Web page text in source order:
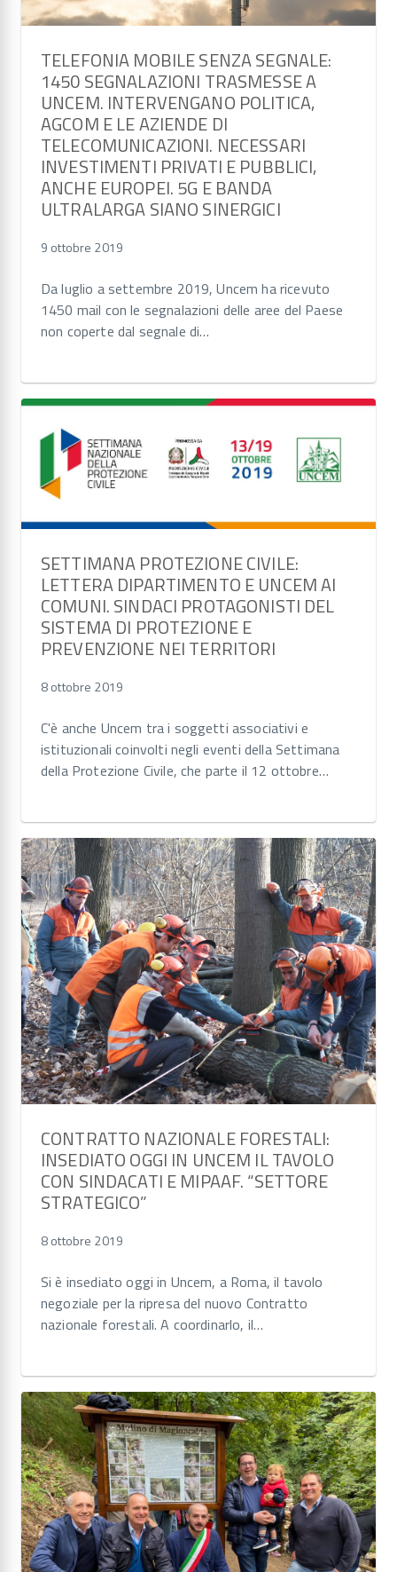
TELEFONIA MOBILE SENZA SEGNALE:
1450 SEGNALAZIONI TRASMESSE A
UNCEM. INTERVENGANO POLITICA,
AGCOM E LE AZIENDE DI
TELECOMUNICAZIONI. NECESSARI
INVESTIMENTI PRIVATI E PUBBLICI,
ANCHE EUROPEI. 5G E BANDA
ULTRALARGA SIANO SINERGICI
9 ottobre 2019
Da luglio a settembre 2019, Uncem ha ricevuto
1450 mail con le segnalazioni delle aree del Paese
non coperte dal segnale di…
SETTIMANA PROTEZIONE CIVILE:
LETTERA DIPARTIMENTO E UNCEM AI
COMUNI. SINDACI PROTAGONISTI DEL
SISTEMA DI PROTEZIONE E
PREVENZIONE NEI TERRITORI
8 ottobre 2019
C'è anche Uncem tra i soggetti associativi e
istituzionali coinvolti negli eventi della Settimana
della Protezione Civile, che parte il 12 ottobre…
CONTRATTO NAZIONALE FORESTALI:
INSEDIATO OGGI IN UNCEM IL TAVOLO
CON SINDACATI E MIPAAF. “SETTORE
STRATEGICO”
8 ottobre 2019
Si è insediato oggi in Uncem, a Roma, il tavolo
negoziale per la ripresa del nuovo Contratto
nazionale forestali. A coordinarlo, il…